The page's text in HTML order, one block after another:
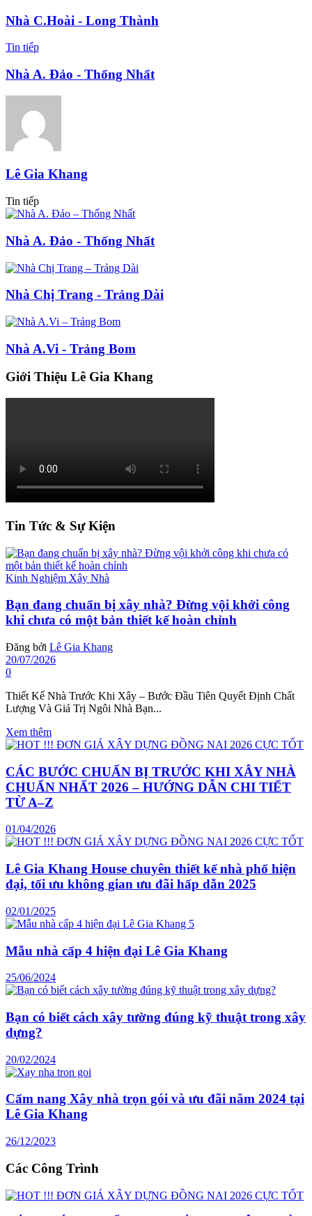
Nhà C.Hoài - Long Thành
Tin tiếp
Nhà A. Đảo - Thống Nhất
Lê Gia Khang
Tin tiếp
Nhà A. Đảo - Thống Nhất
Nhà Chị Trang - Trảng Dài
Nhà A.Vi - Trảng Bom
Giới Thiệu Lê Gia Khang
Tin Tức & Sự Kiện
Kinh Nghiệm Xây Nhà
Bạn đang chuẩn bị xây nhà? Đừng vội khởi công
khi chưa có một bản thiết kế hoàn chỉnh
Đăng bởi Lê Gia Khang
20/07/2026
0
Thiết Kế Nhà Trước Khi Xây – Bước Đầu Tiên Quyết Định Chất
Lượng Và Giá Trị Ngôi Nhà Bạn...
Xem thêm
CÁC BƯỚC CHUẨN BỊ TRƯỚC KHI XÂY NHÀ
CHUẨN NHẤT 2026 – HƯỚNG DẪN CHI TIẾT
TỪ A–Z
01/04/2026
Lê Gia Khang House chuyên thiết kế nhà phố hiện
đại, tối ưu không gian ưu đãi hấp dẫn 2025
02/01/2025
Mẫu nhà cấp 4 hiện đại Lê Gia Khang
25/06/2024
Bạn có biết cách xây tường đúng kỹ thuật trong xây
dựng?
20/02/2024
Cẩm nang Xây nhà trọn gói và ưu đãi năm 2024 tại
Lê Gia Khang
26/12/2023
Các Công Trình